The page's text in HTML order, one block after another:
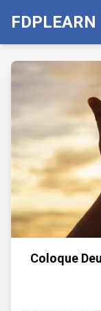
FDPLEARN
Coloque